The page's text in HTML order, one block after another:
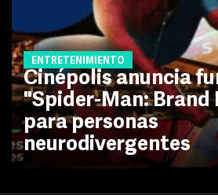
ENTRETENIMIENTO
Cinépolis anuncia
"Spider-Man: Brand
para personas
neurodivergentes